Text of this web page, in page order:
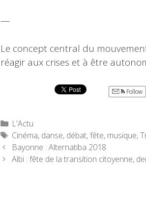
—
Le concept central du
réagir aux crises et à être
Follow
Catégories
L'Actu
Étiquettes
Cinéma, danse, débat,fête, musique,
Bayonne : Alternatiba 2018
Albi : fête de la transition citoyenne,